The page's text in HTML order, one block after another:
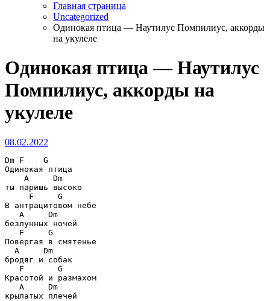
Главная страница
Uncategorized
Одинокая птица — Наутилус Помпилиус, аккорды
на укулеле
Одинокая птица — Наутилус
Помпилиус, аккорды на
укулеле
08.02.2022
Dm F    G
Одинокая птица
A     Dm
ты паришь высоко
F     G
В антрацитовом небе
A     Dm
безлунных ночей
F     G
Повергая в смятенье
A     Dm
бродяг и собак
F       G
Красотой и размахом
A     Dm
крылатых плечей